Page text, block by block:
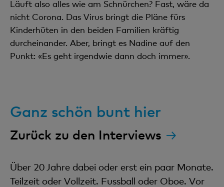
Läuft also alles wie am Schnürchen? Fast, wäre da
nicht Corona. Das Virus bringt die Pläne fürs
Kinderhüten in den beiden Familien kräftig
durcheinander. Aber, bringt es Nadine auf den
Punkt: «Es geht irgendwie dann doch immer».
Ganz schön bunt hier
Zurück zu den Interviews
Über 20 Jahre dabei oder erst ein paar Monate.
Teilzeit oder Vollzeit. Fussball oder Oboe. Vor